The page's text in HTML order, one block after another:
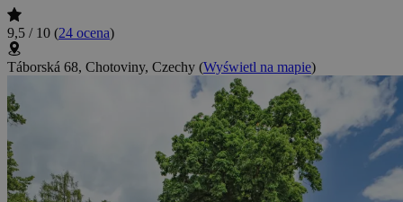
9,5 / 10 (24 ocena)
Táborská 68, Chotoviny, Czechy (Wyświetl na mapie)